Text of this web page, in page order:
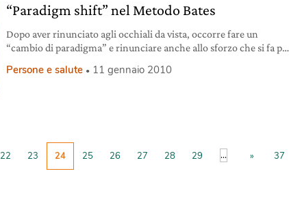
“Paradigm shift” nel Metodo Bates
Dopo aver rinunciato agli occhiali da vista, occorre fare un
“cambio di paradigma” e rinunciare anche allo sforzo che si fa per
Persone e salute 11 gennaio 2010
22 23 24 25 26 27 28 29 ... » 37